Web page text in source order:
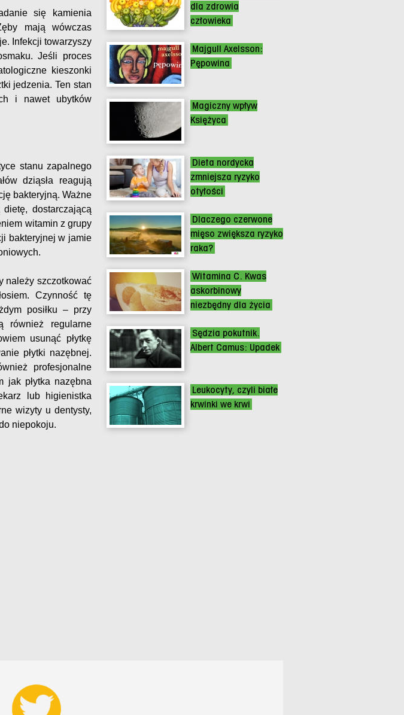
się kamienia
mają wówczas
Infekcji towarzyszy
Jeśli proces
kieszonki
jedzenia. Ten stan
i nawet ubytków
stanu zapalnego
dziąsła reagują
bakteryjną. Ważne
dostarczającą
witamin z grupy
bakteryjnej w jamie
należy szczotkować
Czynność tę
posiłku – przy
również regularne
usunąć płytkę
płytki nazębnej.
profesjonalne
jak płytka nazębna
lub higienistka
wizyty u dentysty,
niepokoju.
dla zdrowia
człowieka
Majgull Axelsson:
Pępowina
Magiczny wpływ
Księżyca
Dieta nordycka
zmniejsza ryzyko
otyłości
Dlaczego czerwone
mięso zwiększa ryzyko
raka?
Witamina C. Kwas
askorbinowy
niezbędny dla życia
Sędzia pokutnik.
Albert Camus: Upadek
Leukocyty, czyli białe
krwinki we krwi